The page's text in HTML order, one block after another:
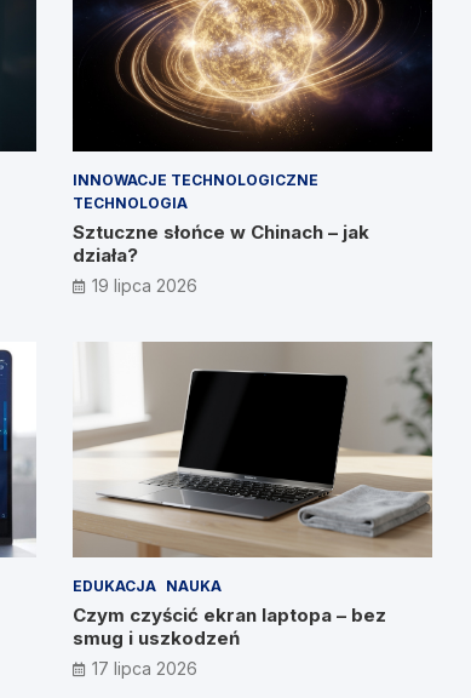
INNOWACJE TECHNOLOGICZNE
TECHNOLOGIA
Sztuczne słońce w Chinach – jak
działa?
19 lipca 2026
EDUKACJA NAUKA
Czym czyścić ekran laptopa – bez
smug i uszkodzeń
17 lipca 2026